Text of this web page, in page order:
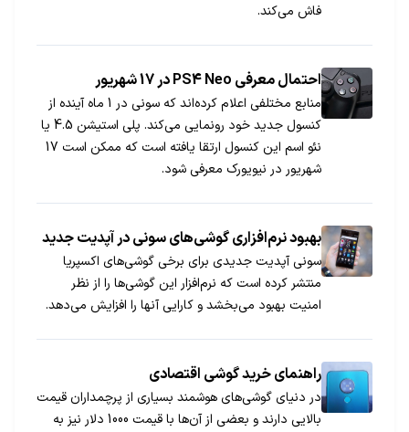
فاش می‌کند.
احتمال معرفی PS4 Neo در 17 شهریور
منابع مختلفی اعلام کرده‌اند که سونی در 1 ماه آینده از
کنسول جدید خود رونمایی می‌کند. پلی استیشن 4.5 یا
نئو اسم این کنسول ارتقا یافته است که ممکن است 17
شهریور در نیویورک معرفی شود.
بهبود نرم‌افزاری گوشی‌های سونی در آپدیت جدید
سونی آپدیت جدیدی برای برخی گوشی‌های اکسپریا
منتشر کرده است که نرم‌افزار این گوشی‌ها را از نظر
امنیت بهبود می‌بخشد و کارایی آنها را افزایش می‌دهد.
راهنمای خرید گوشی اقتصادی
در دنیای گوشی‌های هوشمند بسیاری از پرچمداران قیمت
بالایی دارند و بعضی از آن‌ها با قیمت 1000 دلار نیز به